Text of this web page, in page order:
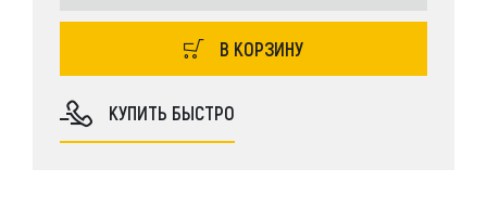
В КОРЗИНУ
КУПИТЬ БЫСТРО